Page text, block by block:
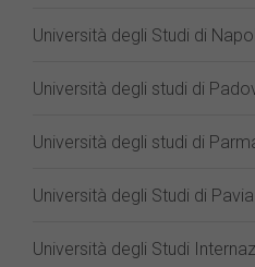
Università degli Studi di
Università degli studi di
Università degli studi di
Università degli Studi di Pavia
Università degli Studi